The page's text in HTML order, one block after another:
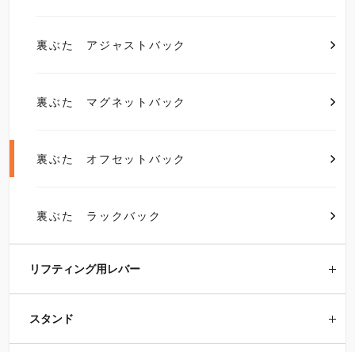
裏ぶた アジャストバック
裏ぶた マグネットバック
裏ぶた オフセットバック
裏ぶた ラックバック
リフティング用レバー
スタンド